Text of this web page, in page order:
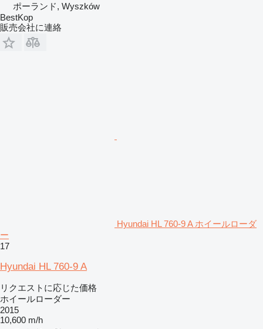
ポーランド, Wyszków
BestKop
販売会社に連絡
Hyundai HL 760-9 A ホイールローダ
ー
17
Hyundai HL 760-9 A
リクエストに応じた価格
ホイールローダー
2015
10,600 m/h